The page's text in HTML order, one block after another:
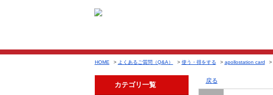
HOME > よくあるご質問（Q&A） > 使う・得をする > apollostation card >
カテゴリ一覧 戻る